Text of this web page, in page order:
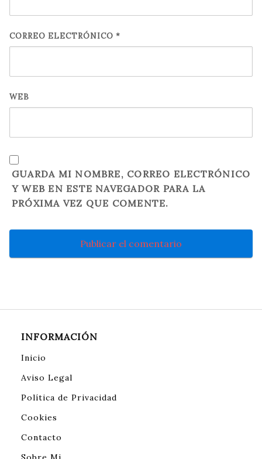
CORREO ELECTRÓNICO *
WEB
GUARDA MI NOMBRE, CORREO ELECTRÓNICO
Y WEB EN ESTE NAVEGADOR PARA LA
PRÓXIMA VEZ QUE COMENTE.
INFORMACIÓN
Inicio
Aviso Legal
Política de Privacidad
Cookies
Contacto